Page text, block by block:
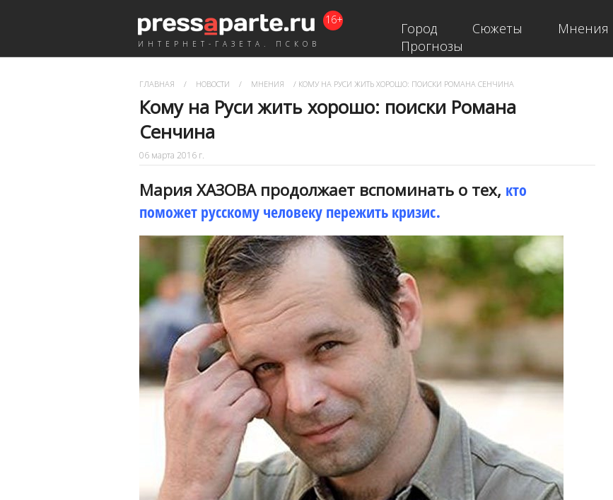
ИНТЕРНЕТ-ГАЗЕТА. ПСКОВ
16+
Город Сюжеты Мнения
Прогнозы
ГЛАВНАЯ / НОВОСТИ / МНЕНИЯ / КОМУ НА РУСИ ЖИТЬ ХОРОШО: ПОИСКИ РОМАНА СЕНЧИНА
Кому на Руси жить хорошо: поиски Романа
Сенчина
06 марта 2016 г.
Мария ХАЗОВА продолжает вспоминать о тех, кто
поможет русскому человеку пережить кризис.